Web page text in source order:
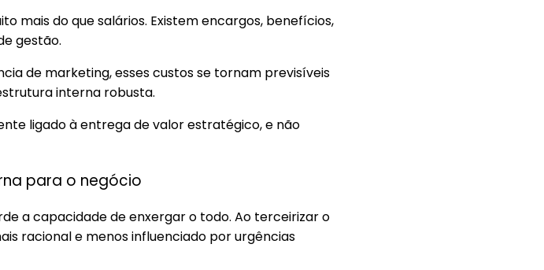
mais do que salários. Existem encargos, benefícios,
gestão.
de marketing, esses custos se tornam previsíveis
interna robusta.
ligado à entrega de valor estratégico, e não
para o negócio
a capacidade de enxergar o todo. Ao terceirizar o
racional e menos influenciado por urgências